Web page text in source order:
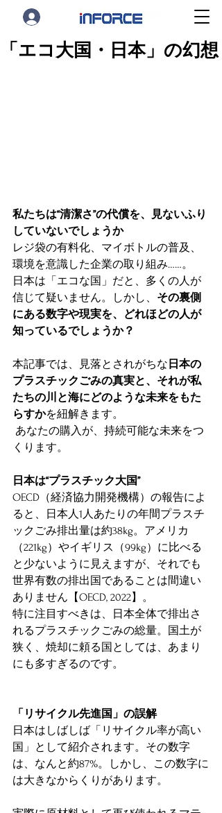
「エコ大国・日本」の幻想
私たちは“清潔さ”の代償を、見ないふり
していないでしょうか
レジ袋の有料化、マイボトルの普及、
環境を意識した企業の取り組み……。
日本は「エコな国」だと、多くの人が
信じて疑いません。しかし、 その裏側
にある数字や現実を、どれほどの人が
知っているでしょうか？
本記事では、見落とされがちな 日本の
プラスチックごみの真実と、それが私
たちの川と海にどのような未来をもた
らすかを紐解きます。
くります。
日本は“プラスチック大国”
OECD（経済協力開発機構）の報告によ
ると、日本人1人あたりの年間プラスチ
ックごみ排出量は約38kg。アメリカ
（221kg）やイギリス（99kg）に比べる
と少ないように見えますが、それでも
世界有数の排出国であることは間違い
ありません【OECD, 2022】。
特に注目すべきは、日本全体で排出さ
れるプラスチックごみの総量。国土が
狭く、焼却に頼る国としては、あまり
にも多すぎるのです。
「リサイクル先進国」の誤解
日本はしばしば「リサイクル率が高い
国」として紹介されます。その数字
は、なんと約87%。しかし、この数字に
は大きなからくりがあります。